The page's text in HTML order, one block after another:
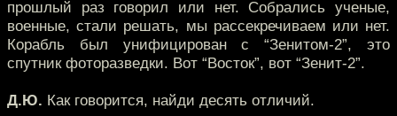
прошлый раз говорил или нет. Собрались ученые,
военные, стали решать, мы рассекречиваем или нет.
Корабль был унифицирован с “Зенитом-2”, это
спутник фоторазведки. Вот “Восток”, вот “Зенит-2”.
Д.Ю. Как говорится, найди десять отличий.